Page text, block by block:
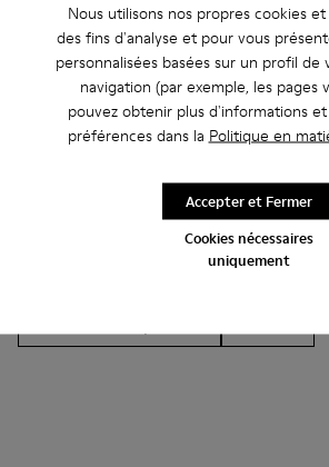
Nous utilisons nos propres cookies
des fins d'analyse et pour vous
personnalisées basées sur un profil de
navigation (par exemple, les pages
pouvez obtenir plus d'informations
préférences dans la Politique en
Cookies nécessaires
uniquement
Accepter et Fermer
Autres Catégories
Bottines Non Leather
Chaussures à lacets
Mocassins
Chaussures casual